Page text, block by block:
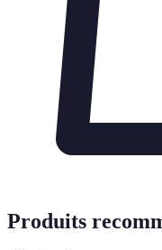
Produits